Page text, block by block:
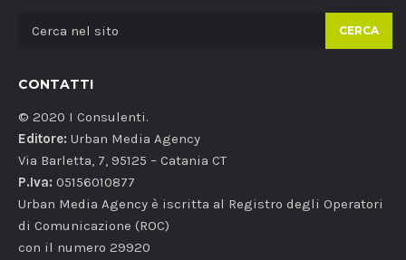
CERCA
CONTATTI
© 2020 I Consulenti.
Editore: Urban Media Agency
Via Barletta, 7, 95125 – Catania CT
P.Iva: 05156010877
Urban Media Agency è iscritta al Registro degli Operatori
di Comunicazione (ROC)
con il numero 29920